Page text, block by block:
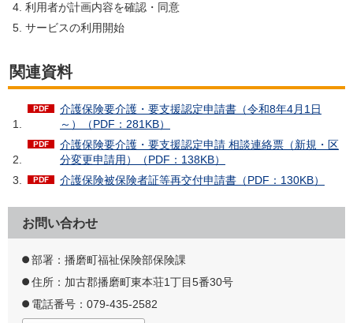
利用者が計画内容を確認・同意
サービスの利用開始
関連資料
介護保険要介護・要支援認定申請書（令和8年4月1日
～）（PDF：281KB）
介護保険要介護・要支援認定申請 相談連絡票（新規・区
分変更申請用）（PDF：138KB）
介護保険被保険者証等再交付申請書（PDF：130KB）
お問い合わせ
部署：播磨町福祉保険部保険課
住所：加古郡播磨町東本荘1丁目5番30号
電話番号：079-435-2582